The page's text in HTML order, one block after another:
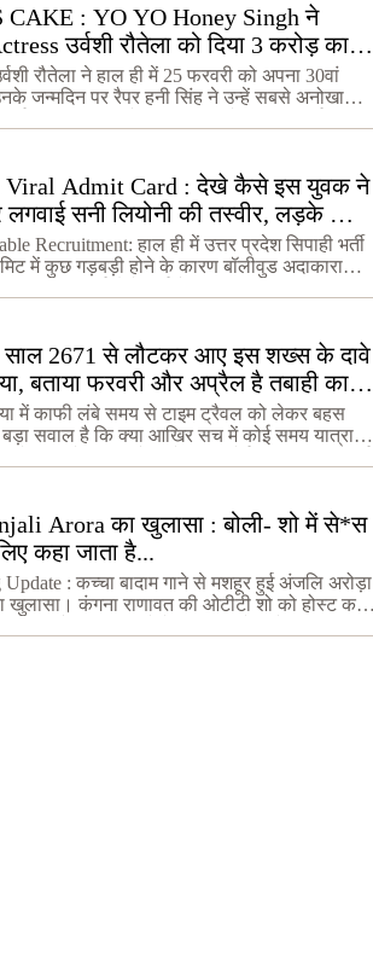
CAKE : YO YO Honey Singh ने
उर्वशी रौतेला को दिया 3 करोड़ का
रौतेला ने हाल ही में 25 फरवरी को अपना 30वां
जन्मदिन पर रैपर हनी सिंह ने उन्हें सबसे अनोखा
Viral Admit Card : देखे कैसे इस युवक ने
लगवाई सनी लियोनी की तस्वीर, लड़के का
Recruitment: हाल ही में उत्तर प्रदेश सिपाही भर्ती
में कुछ गड़बड़ी होने के कारण बॉलीवुड अदाकारा
साल 2671 से लौटकर आए इस शख्स के दावे
बताया फरवरी और अप्रैल है तबाही का
में काफी लंबे समय से टाइम ट्रैवल को लेकर बहस
सवाल है कि क्या आखिर सच में कोई समय यात्रा
Arora का खुलासा : बोली- शो में से*स
कहा जाता है...
: कच्चा बादाम गाने से मशहूर हुई अंजलि अरोड़ा
कंगना राणावत की ओटीटी शो को होस्ट कर